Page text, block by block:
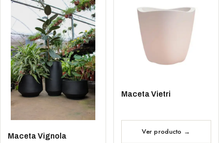
Maceta Vignola
Maceta Vietri